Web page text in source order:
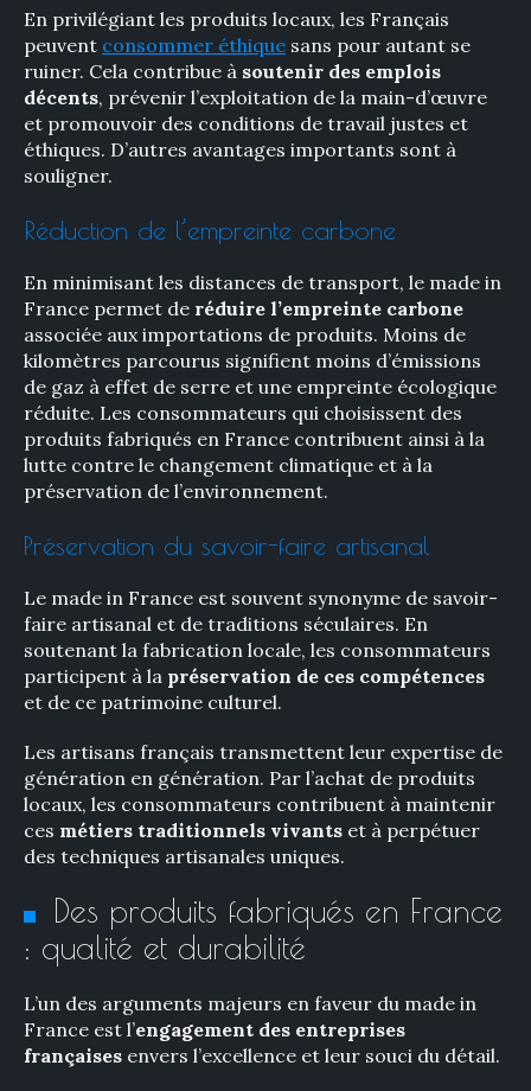
En privilégiant les produits locaux, les Français
peuvent consommer éthique sans pour autant se
ruiner. Cela contribue à soutenir des emplois
décents, prévenir l’exploitation de la main-d’œuvre
et promouvoir des conditions de travail justes et
éthiques. D’autres avantages importants sont à
souligner.
Réduction de l’empreinte carbone
En minimisant les distances de transport, le made in
France permet de réduire l’empreinte carbone
associée aux importations de produits. Moins de
kilomètres parcourus signifient moins d’émissions
de gaz à effet de serre et une empreinte écologique
réduite. Les consommateurs qui choisissent des
produits fabriqués en France contribuent ainsi à la
lutte contre le changement climatique et à la
préservation de l’environnement.
Préservation du savoir-faire artisanal
Le made in France est souvent synonyme de savoir-
faire artisanal et de traditions séculaires. En
soutenant la fabrication locale, les consommateurs
participent à la préservation de ces compétences
et de ce patrimoine culturel.
Les artisans français transmettent leur expertise de
génération en génération. Par l’achat de produits
locaux, les consommateurs contribuent à maintenir
ces métiers traditionnels vivants et à perpétuer
des techniques artisanales uniques.
Des produits fabriqués en France
: qualité et durabilité
L’un des arguments majeurs en faveur du made in
France est l’engagement des entreprises
françaises envers l’excellence et leur souci du détail.